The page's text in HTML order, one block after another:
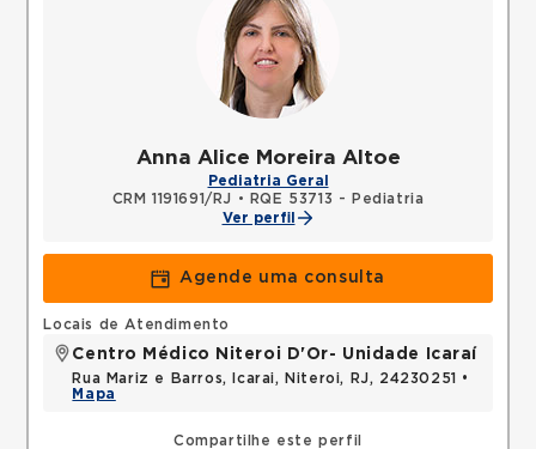
Anna Alice Moreira Altoe
Pediatria Geral
CRM 1191691/RJ •
RQE 53713 - Pediatria
Ver perfil
Agende uma consulta
Compartilhe este perfil
Locais de Atendimento
Centro Médico Niteroi D'Or- Unidade Icaraí
Rua Mariz e Barros, Icarai, Niteroi, RJ, 24230251 •
Mapa